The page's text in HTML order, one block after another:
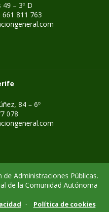
49 – 3º D
811 763
84 – 6º
078
de Administraciones Públicas.
de la Comunidad Autónoma
- Política de cookies